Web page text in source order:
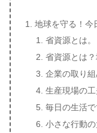
地球を守る！今
省資源とは。
省資源とは
企業の取り
生産現場の
毎日の生活
小さな行動